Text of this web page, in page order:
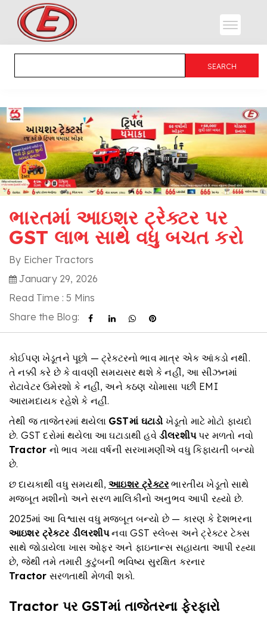
ભારતમાં આઇશર ટ્રેક્ટર પર
GST લાભ સાથે વધુ બચત કરો
By Eicher Tractors
January 29, 2026
Read Time : 5 Mins
Share the Blog:
કોઈપણ ખેડૂતને પૂછો — ટ્રેક્ટરનો ભાવ માત્ર એક આંકડો નથી.
તે નક્કી કરે છે કે વાવણી સમયસર થશે કે નહીં, આ સીઝનમાં
રોટાવેટર ઉમેરશો કે નહીં, અને કઠણ ચોમાસા પછી EMI
આરામદાયક રહેશે કે નહીં.
તેથી જ તાજેતરમાં થયેલા GSTમાં ઘટાડો ખેડૂતો માટે મોટો ફાયદો
છે. GST દરોમાં થયેલા આ ઘટાડાથી હવે ડીલરશીપપર મળતો નવો
Tractor નો ભાવ ગયા વર્ષની સરખામણીએ વધુ કિફાયતી બન્યો
છે.
છ દાયકાથી વધુ સમયથી,આઇશર ટ્રેક્ટરભારતીય ખેડૂતો સાથે
મજબૂત મશીનો અને સરળ માલિકીનો અનુભવ આપી રહ્યો છે.
2025માં આ વિશ્વાસ વધુ મજબૂત બન્યો છે — કારણ કે દેશભરના
આઇશર ટ્રેક્ટર ડીલરશીપનવા GST સ્લેબ્સ અને ટ્રેક્ટર ટેક્સ
સાથે જોડાયેલા ખાસ ઓફર અને ફાઇનાન્સ સહાયતા આપી રહ્યા
છે, જેથી તમે તમારી કુટુંબની ભવિષ્ય સુરક્ષિત કરનાર
Tractor સરળતાથી મેળવી શકો.
Tractor પર GSTમાં તાજેતરના ફેરફારો